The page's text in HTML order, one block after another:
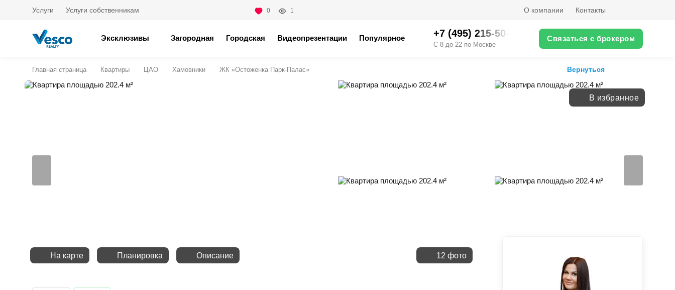
Услуги Услуги собственникам 0 1 О компании Контакты
Эксклюзивы Загородная Городская Видеопрезентации Популярное +7 (495) 215-50-XX
С 8 до 22 по Москве
Связаться с брокером
Главная страница Квартиры ЦАО Хамовники ЖК «Остоженка Парк-Палас» Вернуться
В избранное
На карте Планировка Описание 12 фото